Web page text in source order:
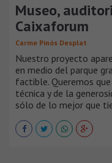
Museo,
Caixaforum
Carme Pinós Desplat
Nuestro proyecto
en medio del parque
factible. Queremos
técnica y de la
sólo de lo mejor que